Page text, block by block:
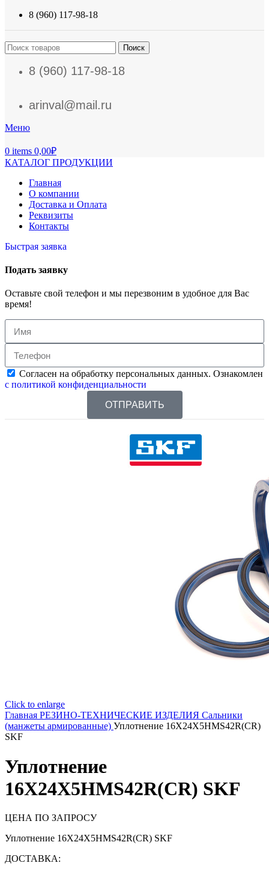
8 (960) 117-98-18
Поиск
8 (960) 117-98-18
arinval@mail.ru
Меню
0 items 0,00₽
КАТАЛОГ ПРОДУКЦИИ
Главная
О компании
Доставка и Оплата
Реквизиты
Контакты
Быстрая заявка
Подать заявку
Оставьте свой телефон и мы перезвоним в удобное для Вас
время!
Согласен на обработку персональных данных. Ознакомлен
с политикой конфиденциальности
ОТПРАВИТЬ
Click to enlarge
Главная РЕЗИНО-ТЕХНИЧЕСКИЕ ИЗДЕЛИЯ Сальники
(манжеты армированные) Уплотнение 16X24X5HMS42R(CR)
SKF
Уплотнение
16X24X5HMS42R(CR) SKF
ЦЕНА ПО ЗАПРОСУ
Уплотнение 16X24X5HMS42R(CR) SKF
ДОСТАВКА: